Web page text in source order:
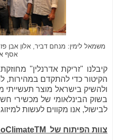
משמאל לימין: מנחם דביר, אלון אבן
אסף
קיבלנו "זריקת אדרנלין"
הקיטור כדי להתקדם
ולהשיק בישראל מוצר תעשייתי
בשוק הבינלאומי של מכשירי
לבישול, אנו מקווים לעשות למיזוג
צוות הפיתוח של NanoClimateTM: